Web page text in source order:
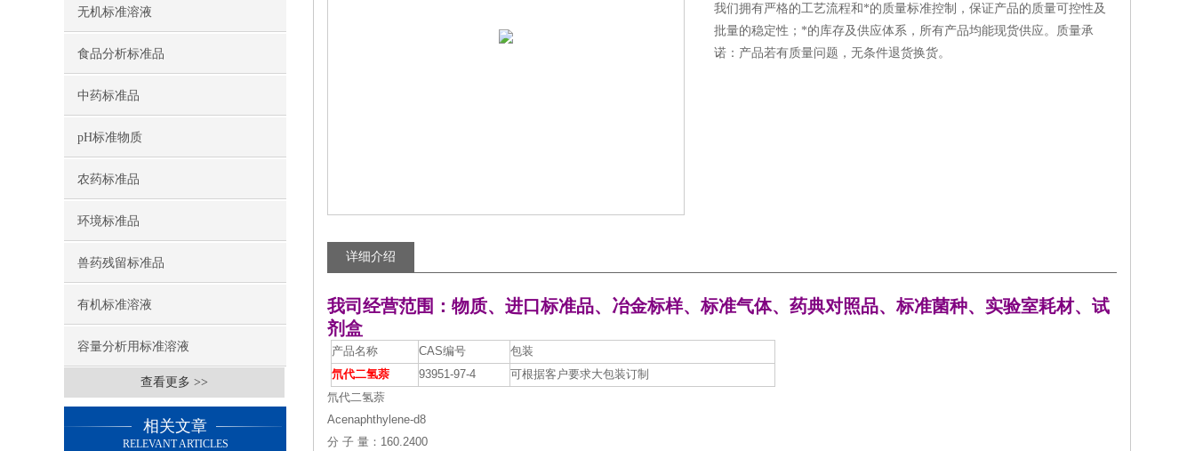
无机标准溶液
食品分析标准品
中药标准品
pH标准物质
农药标准品
环境标准品
兽药残留标准品
有机标准溶液
容量分析用标准溶液
查看更多 >>
相关文章
RELEVANT ARTICLES
我们拥有严格的工艺流程和*的质量标准控制，保证产品的质量可控性及
批量的稳定性；*的库存及供应体系，所有产品均能现货供应。质量承
诺：产品若有质量问题，无条件退货换货。
详细介绍
我司经营范围：物质、进口标准品、冶金标样、标准气体、药典对照品、标准菌种、实验室耗材、试
剂盒
产品名称 CAS编号
包装
氘代二氢萘
93951-97-4
可根据客户要求大包装订制
氘代二氢萘
Acenaphthylene-d8
分 子 量：160.2400